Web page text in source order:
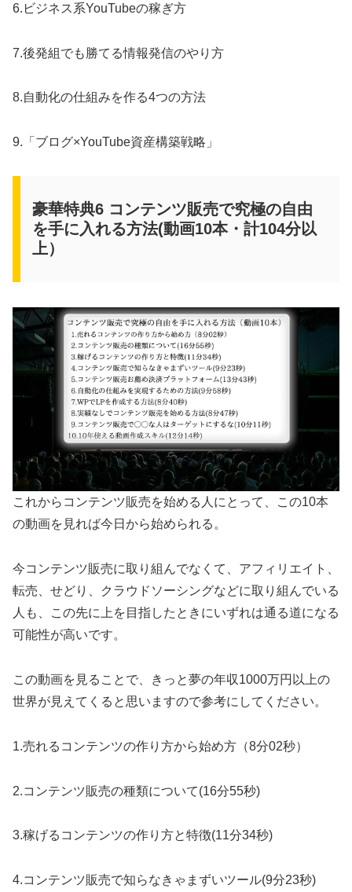
6.ビジネス系YouTubeの稼ぎ方
7.後発組でも勝てる情報発信のやり方
8.自動化の仕組みを作る4つの方法
9.「ブログ×YouTube資産構築戦略」
豪華特典6 コンテンツ販売で究極の自由
を手に入れる方法(動画10本・計104分以
上）
これからコンテンツ販売を始める人にとって、この10本
の動画を見れば今日から始められる。
今コンテンツ販売に取り組んでなくて、アフィリエイト、
転売、せどり、クラウドソーシングなどに取り組んでいる
人も、この先に上を目指したときにいずれは通る道になる
可能性が高いです。
この動画を見ることで、きっと夢の年収1000万円以上の
世界が見えてくると思いますので参考にしてください。
1.売れるコンテンツの作り方から始め方（8分02秒）
2.コンテンツ販売の種類について(16分55秒)
3.稼げるコンテンツの作り方と特徴(11分34秒)
4.コンテンツ販売で知らなきゃまずいツール(9分23秒)